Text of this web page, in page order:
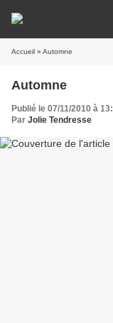
Accueil » Automne
Automne
Publié le 07/11/2010 à
Par Jolie Tendresse